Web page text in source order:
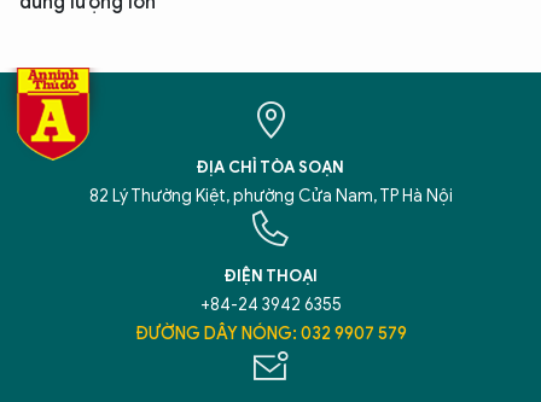
ĐỊA CHỈ TÒA SOẠN
82 Lý Thường Kiệt, phường Cửa Nam, TP Hà Nội
ĐIỆN THOẠI
+84-24 3942 6355
ĐƯỜNG DÂY NÓNG: 032 9907 579